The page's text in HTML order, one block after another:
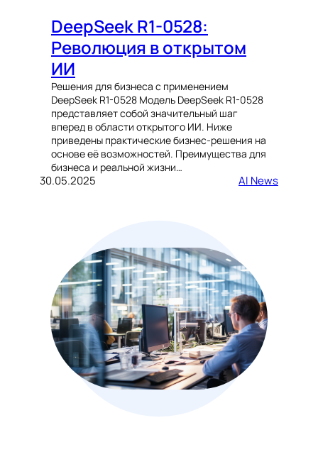
DeepSeek R1-0528:
Революция в открытом
ИИ
Решения для бизнеса с применением
DeepSeek R1-0528 Модель DeepSeek R1-0528
представляет собой значительный шаг
вперед в области открытого ИИ. Ниже
приведены практические бизнес-решения на
основе её возможностей. Преимущества для
бизнеса и реальной жизни…
30.05.2025 AI News